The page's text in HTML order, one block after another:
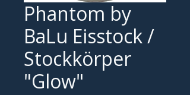
Phantom by
BaLu Eisstock /
Stockkörper
"Glow"